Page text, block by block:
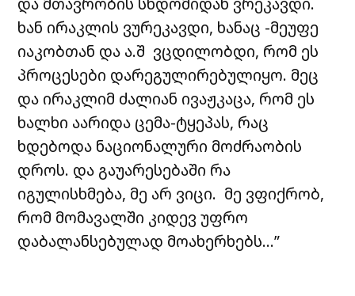
ხან ირაკლის ვურეკავდი, ხანაც -მეუფე
იაკობთან და ა.შ ვცდილობდი, რომ ეს
პროცესები დარეგულირებულიყო. მეც
და ირაკლიმ ძალიან ივაჟკაცა, რომ ეს
ხალხი აარიდა ცემა-ტყეპას, რაც
ხდებოდა ნაციონალური მოძრაობის
დროს. და გაუარესებაში რა
იგულისხმება, მე არ ვიცი. მე ვფიქრობ,
რომ მომავალში კიდევ უფრო
დაბალანსებულად მოახერხებს…”